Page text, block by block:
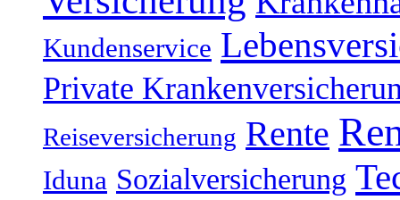
Kundenservice
Private
Reiseversicherung Rente
Iduna Sozialversicherung